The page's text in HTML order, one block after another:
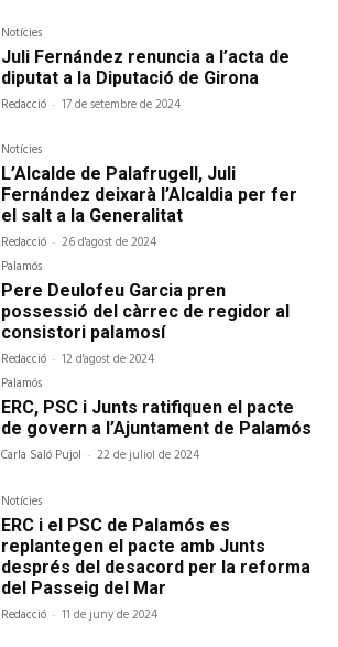
Notícies
Juli Fernández renuncia a l’acta de
diputat a la Diputació de Girona
Redacció - 17 de setembre de 2024
Notícies
L’Alcalde de Palafrugell, Juli
Fernández deixarà l’Alcaldia per fer
el salt a la Generalitat
Redacció - 26 d'agost de 2024
Palamós
Pere Deulofeu Garcia pren
possessió del càrrec de regidor al
consistori palamosí
Redacció - 12 d'agost de 2024
Palamós
ERC, PSC i Junts ratifiquen el pacte
de govern a l’Ajuntament de Palamós
Carla Saló Pujol - 22 de juliol de 2024
Notícies
ERC i el PSC de Palamós es
replantegen el pacte amb Junts
després del desacord per la reforma
del Passeig del Mar
Redacció - 11 de juny de 2024